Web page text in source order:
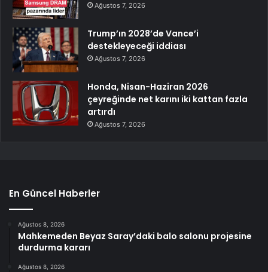
Ağustos 7, 2026
Trump’ın 2028’de Vance’i
destekleyeceği iddiası
Ağustos 7, 2026
Honda, Nisan-Haziran 2026
çeyreğinde net karını iki kattan fazla
artırdı
Ağustos 7, 2026
En Güncel Haberler
Ağustos 8, 2026
Mahkemeden Beyaz Saray’daki balo salonu projesine
durdurma kararı
Ağustos 8, 2026